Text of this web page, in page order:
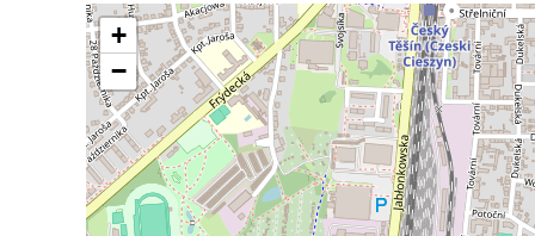
Parki narodowe
Português
Україна
+
−